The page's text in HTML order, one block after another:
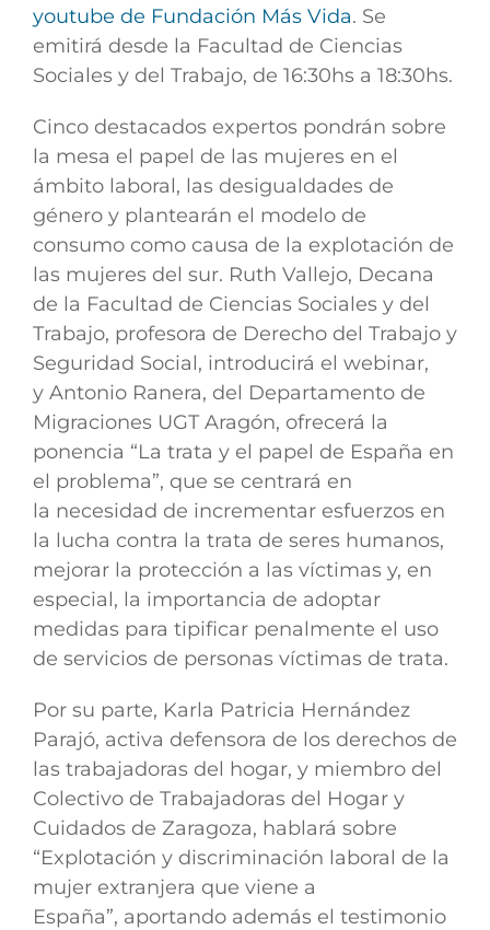
youtube de Fundación Más Vida. Se
emitirá desde la Facultad de Ciencias
Sociales y del Trabajo, de 16:30hs a 18:30hs.
Cinco destacados expertos pondrán sobre
la mesa el papel de las mujeres en el
ámbito laboral, las desigualdades de
género y plantearán el modelo de
consumo como causa de la explotación de
las mujeres del sur. Ruth Vallejo, Decana
de la Facultad de Ciencias Sociales y del
Trabajo, profesora de Derecho del Trabajo y
Seguridad Social, introducirá el webinar,
y Antonio Ranera, del Departamento de
Migraciones UGT Aragón, ofrecerá la
ponencia “La trata y el papel de España en
el problema”, que se centrará en
la necesidad de incrementar esfuerzos en
la lucha contra la trata de seres humanos,
mejorar la protección a las víctimas y, en
especial, la importancia de adoptar
medidas para tipificar penalmente el uso
de servicios de personas víctimas de trata.
Por su parte, Karla Patricia Hernández
Parajó, activa defensora de los derechos de
las trabajadoras del hogar, y miembro del
Colectivo de Trabajadoras del Hogar y
Cuidados de Zaragoza, hablará sobre
“Explotación y discriminación laboral de la
mujer extranjera que viene a
España”, aportando además el testimonio